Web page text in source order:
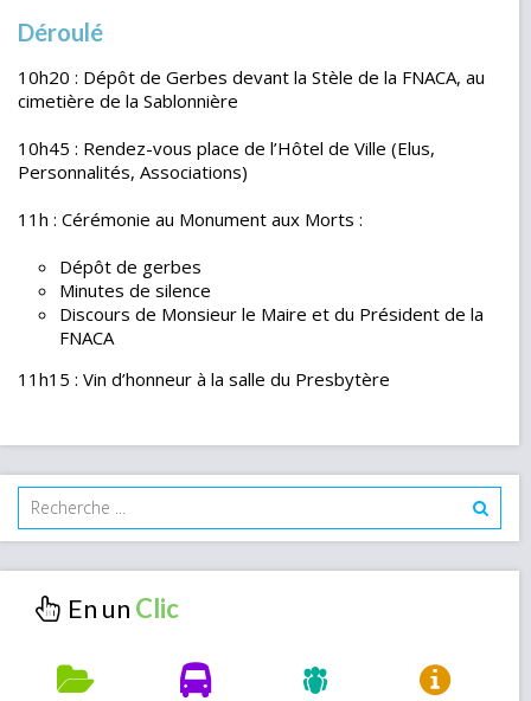
Déroulé
10h20 : Dépôt de Gerbes devant la Stèle de la FNACA, au
cimetière de la Sablonnière
10h45 : Rendez-vous place de l’Hôtel de Ville (Elus,
Personnalités, Associations)
11h : Cérémonie au Monument aux Morts :
Dépôt de gerbes
Minutes de silence
Discours de Monsieur le Maire et du Président de la
FNACA
11h15 : Vin d’honneur à la salle du Presbytère
En un